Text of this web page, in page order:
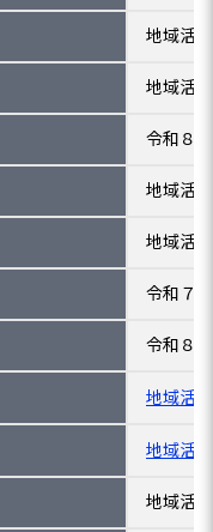
地域活
地域活
令和８
地域活
地域活
令和７
令和８
地域活
地域活
地域活